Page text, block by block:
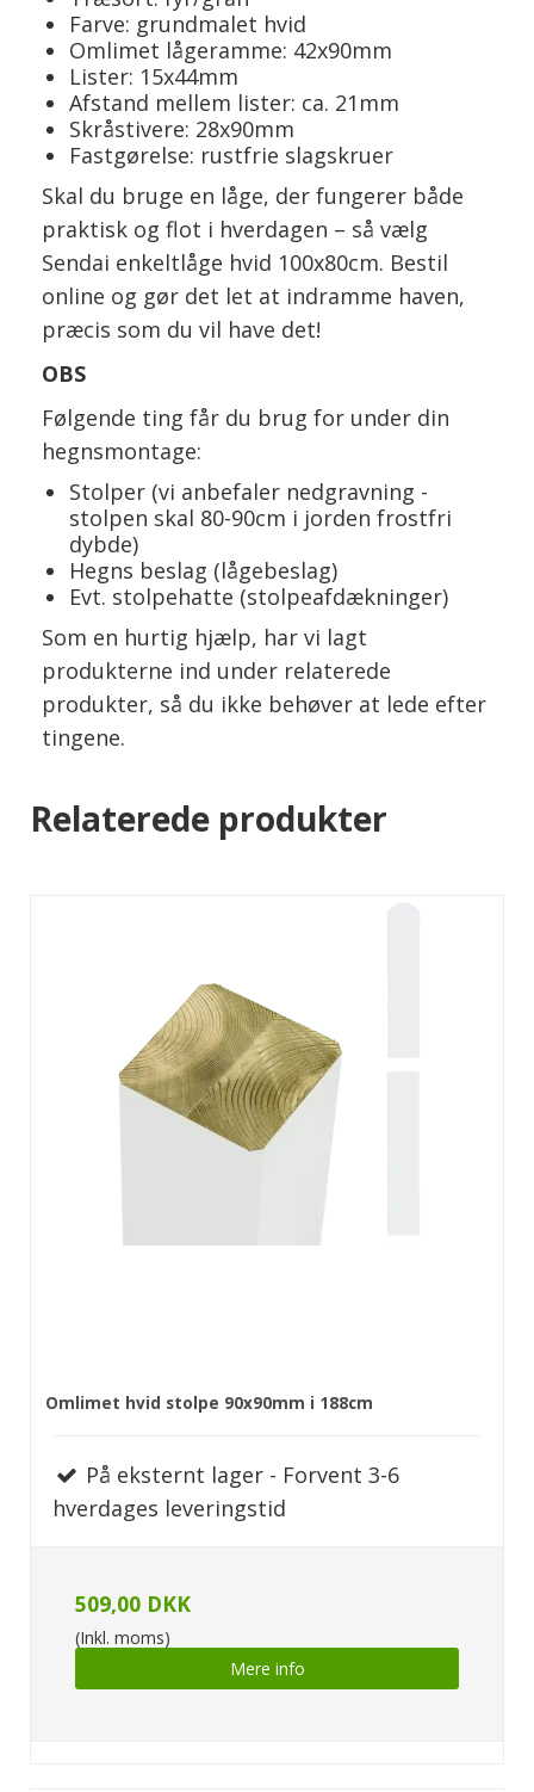
Farve: grundmalet hvid
Omlimet lågeramme: 42x90mm
Lister: 15x44mm
Afstand mellem lister: ca. 21mm
Skråstivere: 28x90mm
Fastgørelse: rustfrie slagskruer
Skal du bruge en låge, der fungerer både
praktisk og flot i hverdagen – så vælg
Sendai enkeltlåge hvid 100x80cm. Bestil
online og gør det let at indramme haven,
præcis som du vil have det!
OBS
Følgende ting får du brug for under din
hegnsmontage:
Stolper (vi anbefaler nedgravning -
stolpen skal 80-90cm i jorden frostfri
dybde)
Hegns beslag (lågebeslag)
Evt. stolpehatte (stolpeafdækninger)
Som en hurtig hjælp, har vi lagt
produkterne ind under relaterede
produkter, så du ikke behøver at lede efter
tingene.
Relaterede produkter
Omlimet hvid stolpe 90x90mm i 188cm
På eksternt lager - Forvent 3-6
hverdages leveringstid
509,00 DKK
(Inkl. moms)
Mere info